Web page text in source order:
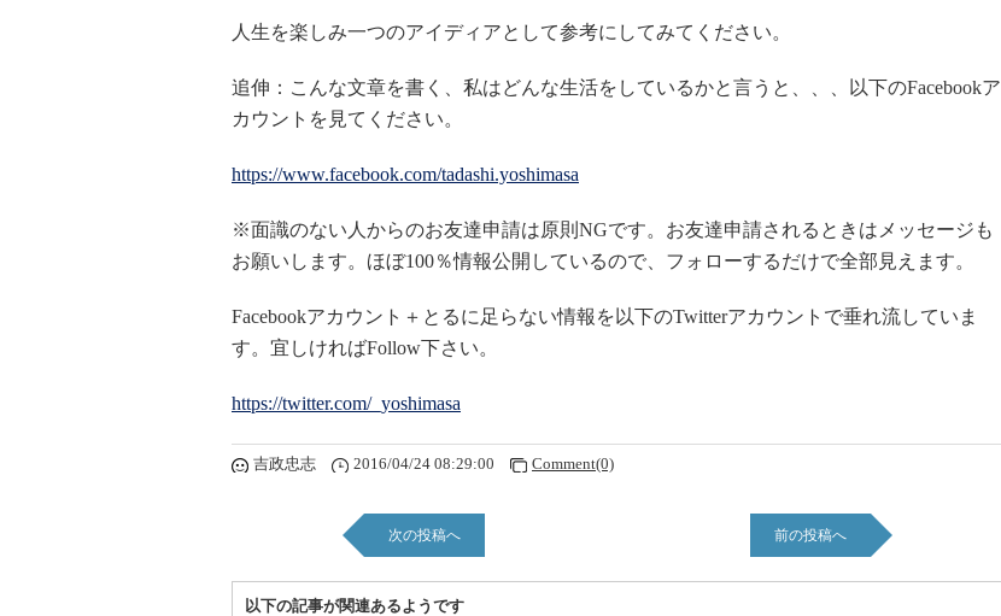
人生を楽しみ一つのアイディアとして参考にしてみてください。
追伸：こんな文章を書く、私はどんな生活をしているかと言うと、、、以下のFacebookア
カウントを見てください。
https://www.facebook.com/tadashi.yoshimasa
※面識のない人からのお友達申請は原則NGです。お友達申請されるときはメッセージも
お願いします。ほぼ100％情報公開しているので、フォローするだけで全部見えます。
Facebookアカウント＋とるに足らない情報を以下のTwitterアカウントで垂れ流していま
す。宜しければFollow下さい。
https://twitter.com/_yoshimasa
吉政忠志 2016/04/24 08:29:00 Comment(0)
次の投稿へ 前の投稿へ
以下の記事が関連あるようです